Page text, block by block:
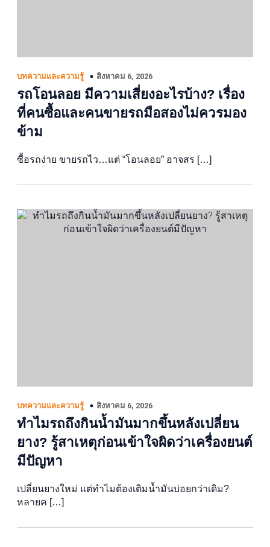
บทความและความรู้ สิงหาคม 6, 2026
รถโอนลอย มีความเสี่ยงอะไรบ้าง? เรื่อง
ที่คนซื้อและคนขายรถมือสองไม่ควรมอง
ข้าม
ซื้อรถง่าย ขายรถไว…แต่ “โอนลอย” อาจสร […]
บทความและความรู้ สิงหาคม 6, 2026
ทำไมรถถึงกินน้ำมันมากขึ้นหลังเปลี่ยน
ยาง? รู้สาเหตุก่อนเข้าใจผิดว่าเครื่องยนต์
มีปัญหา
เปลี่ยนยางใหม่ แต่ทำไมต้องเติมน้ำมันบ่อยกว่าเดิม?
หลายค […]